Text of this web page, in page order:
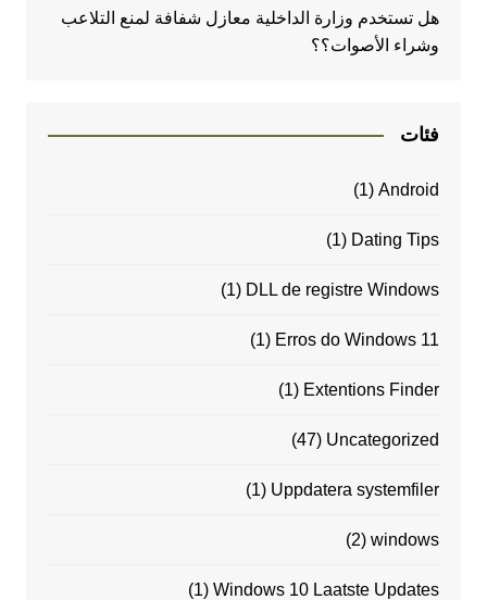
هل تستخدم وزارة الداخلية معازل شفافة لمنع التلاعب
وشراء الأصوات؟؟
فئات
Android
(1)
Dating Tips
(1)
DLL de registre Windows
(1)
Erros do Windows 11
(1)
Extentions Finder
(1)
Uncategorized
(47)
Uppdatera systemfiler
(1)
windows
(2)
Windows 10 Laatste Updates
(1)